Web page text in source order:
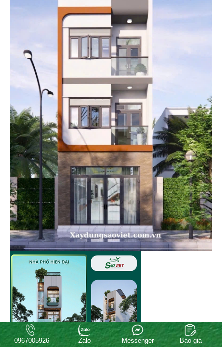
0967005926 Zalo Messenger Báo giá